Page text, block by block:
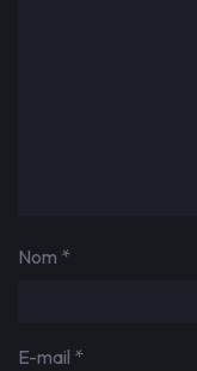
Nom *
E-mail *